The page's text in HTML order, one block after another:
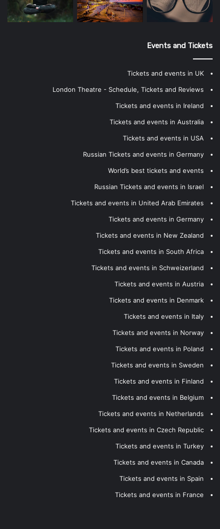
Events and Tickets
Tickets and events in UK
London Theatre - Schedule, Tickets and Reviews
Tickets and events in Ireland
Tickets and events in Australia
Tickets and events in USA
Russian Tickets and events in Germany
World’s best tickets and events
Russian Tickets and events in Israel
Tickets and events in United Arab Emirates
Tickets and events in Germany
Tickets and events in New Zealand
Tickets and events in South Africa
Tickets and events in Schweizerland
Tickets and events in Austria
Tickets and events in Denmark
Tickets and events in Italy
Tickets and events in Norway
Tickets and events in Poland
Tickets and events in Sweden
Tickets and events in Finland
Tickets and events in Belgium
Tickets and events in Netherlands
Tickets and events in Czech Republic
Tickets and events in Turkey
Tickets and events in Canada
Tickets and events in Spain
Tickets and events in France